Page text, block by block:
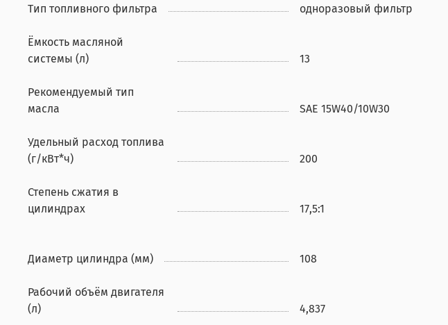
Тип топливного фильтра одноразовый фильтр
Ёмкость масляной
системы (л)
13
Рекомендуемый тип
масла
SAE 15W40/10W30
Удельный расход топлива
(г/кВт*ч)
200
Степень сжатия в
цилиндрах
17,5:1
Диаметр цилиндра (мм) 108
Рабочий объём двигателя
(л)
4,837